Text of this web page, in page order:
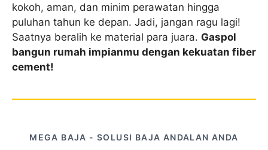
kokoh, aman, dan minim perawatan hingga
puluhan tahun ke depan. Jadi, jangan ragu lagi!
Saatnya beralih ke material para juara. Gaspol
bangun rumah impianmu dengan kekuatan fiber
cement!
MEGA BAJA - SOLUSI BAJA ANDALAN ANDA